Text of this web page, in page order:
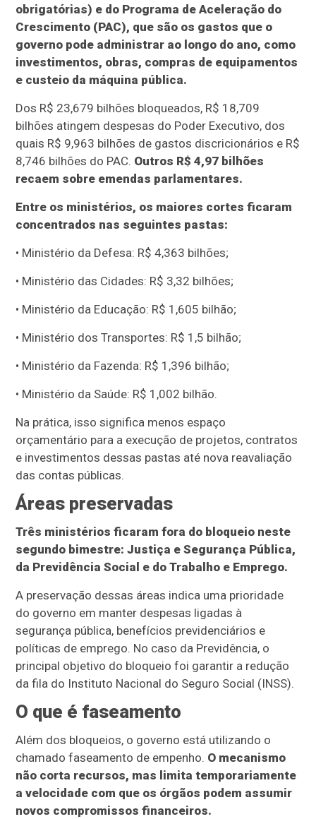
obrigatórias) e do Programa de Aceleração do
Crescimento (PAC), que são os gastos que o
governo pode administrar ao longo do ano, como
investimentos, obras, compras de equipamentos
e custeio da máquina pública.
Dos R$ 23,679 bilhões bloqueados, R$ 18,709
bilhões atingem despesas do Poder Executivo, dos
quais R$ 9,963 bilhões de gastos discricionários e R$
8,746 bilhões do PAC. Outros R$ 4,97 bilhões
recaem sobre emendas parlamentares.
Entre os ministérios, os maiores cortes ficaram
concentrados nas seguintes pastas:
• Ministério da Defesa: R$ 4,363 bilhões;
• Ministério das Cidades: R$ 3,32 bilhões;
• Ministério da Educação: R$ 1,605 bilhão;
• Ministério dos Transportes: R$ 1,5 bilhão;
• Ministério da Fazenda: R$ 1,396 bilhão;
• Ministério da Saúde: R$ 1,002 bilhão.
Na prática, isso significa menos espaço
orçamentário para a execução de projetos, contratos
e investimentos dessas pastas até nova reavaliação
das contas públicas.
Áreas preservadas
Três ministérios ficaram fora do bloqueio neste
segundo bimestre: Justiça e Segurança Pública,
da Previdência Social e do Trabalho e Emprego.
A preservação dessas áreas indica uma prioridade
do governo em manter despesas ligadas à
segurança pública, benefícios previdenciários e
políticas de emprego. No caso da Previdência, o
principal objetivo do bloqueio foi garantir a redução
da fila do Instituto Nacional do Seguro Social (INSS).
O que é faseamento
Além dos bloqueios, o governo está utilizando o
chamado faseamento de empenho. O mecanismo
não corta recursos, mas limita temporariamente
a velocidade com que os órgãos podem assumir
novos compromissos financeiros.